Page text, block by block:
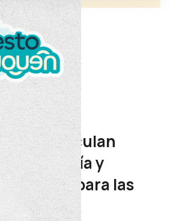
articulan
tecnología y
para las